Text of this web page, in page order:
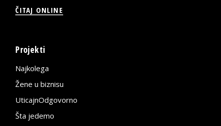
ČITAJ ONLINE
Projekti
Najkolega
Žene u biznisu
UticajnOdgovorno
Šta jedemo